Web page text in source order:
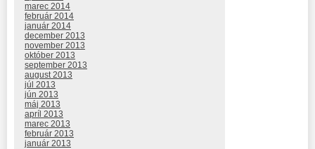
marec 2014
február 2014
január 2014
december 2013
november 2013
október 2013
september 2013
august 2013
júl 2013
jún 2013
máj 2013
apríl 2013
marec 2013
február 2013
január 2013